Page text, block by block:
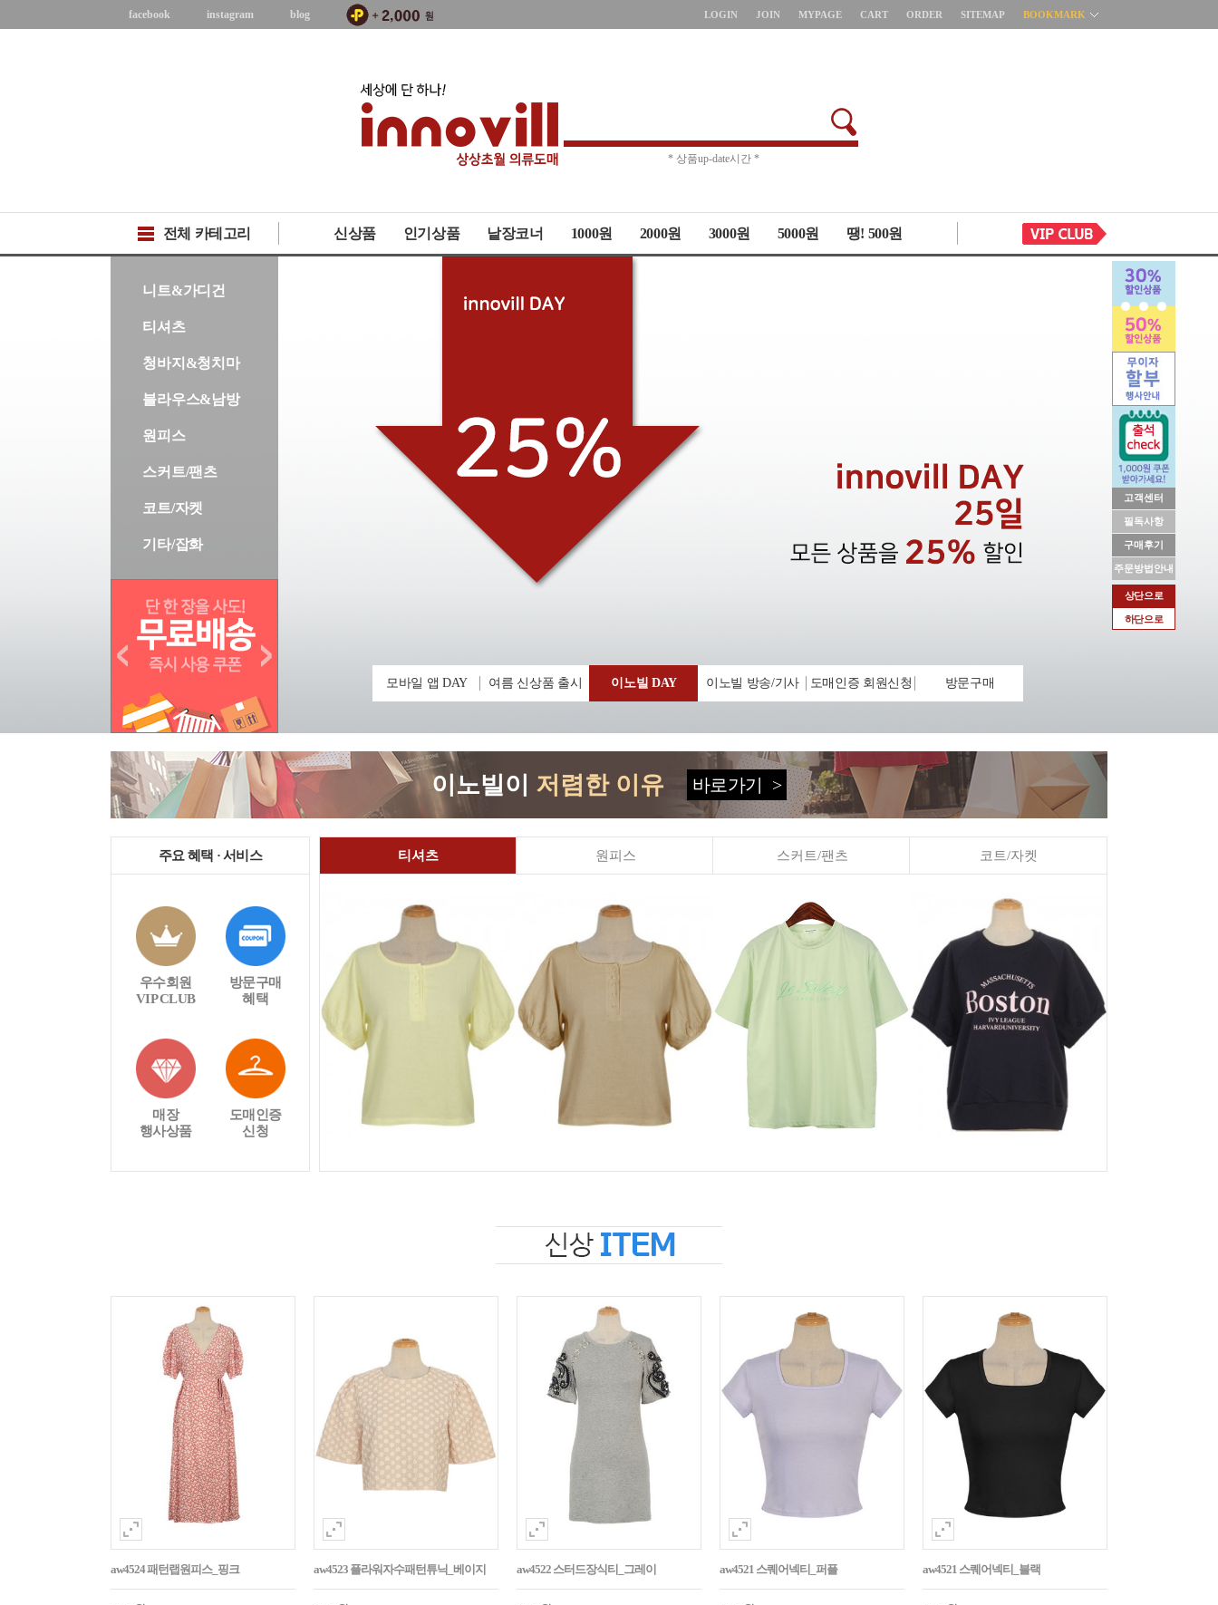
고객센터
필독사항
구매후기
주문방법안내
상단으로
하단으로
facebook instagram blog LOGIN JOIN MYPAGE CART ORDER SITEMAP BOOKMARK
* 주문취소 제한 *
전체 카테고리 신상품 인기상품 낱장코너 1000원 2000원 3000원 5000원 땡! 500원
니트&가디건
티셔츠
청바지&청치마
블라우스&남방
원피스
스커트/팬츠
코트/자켓
기타/잡화
모바일 앱 DAY 여름 신상품 출시 이노빌 DAY 이노빌 방송/기사 도매인증 회원신청 방문구매
이노빌이 저렴한 이유 바로가기 >
주요 혜택 · 서비스
우수회원
VIP CLUB
방문구매
혜택
매장
행사상품
도매인증
신청
티셔츠 원피스 스커트/팬츠 코트/자켓
aw4524 패턴랩원피스_핑크 aw4523 플라워자수패턴튜닉_베이지 aw4522 스터드장식티_그레이 aw4521 스퀘어넥티_퍼플 aw4521 스퀘어넥티_블랙